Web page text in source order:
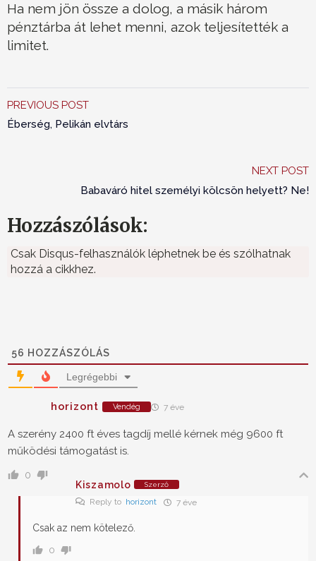
Ha nem jön össze a dolog, a másik három
pénztárba át lehet menni, azok teljesítették a
limitet.
PREVIOUS POST
Éberség, Pelikán elvtárs
NEXT POST
Babaváró hitel személyi kölcsön helyett? Ne!
Hozzászólások:
Csak Disqus-felhasználók léphetnek be és szólhatnak
hozzá a cikkhez.
56 HOZZÁSZÓLÁS
Legrégebbi
horizont Vendég 7 éve
A szerény 2400 ft éves tagdíj mellé kérnek még 9600 ft
működési támogatást is.
0
Kiszamolo
Szerző
Reply to horizont 7 éve
Csak az nem kötelező.
0